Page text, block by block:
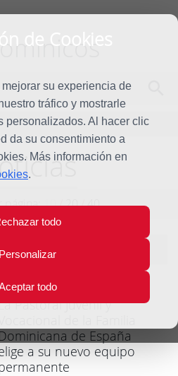
de Cookies
su experiencia de
tráfico y mostrarle
personalizados. Al hacer clic
da su consentimiento a
Más información en
.
todo
Personalizar
todo
página:10/20/40
Familia Dominicana
Pastoral Juvenil y
Dominicana de España
a su nuevo equipo